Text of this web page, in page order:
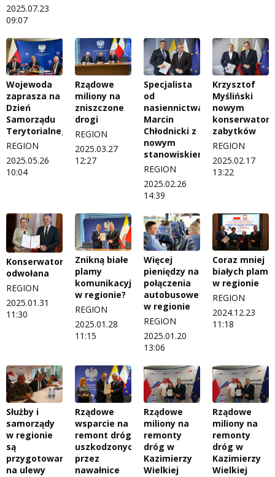
2025.07.23
09:07
Wojewoda
zaprasza na
Dzień
Samorządu
Terytorialnego
REGION
2025.05.26
10:04
Rządowe
miliony na
zniszczone
drogi
REGION
2025.03.27
12:27
Specjalista
od
nasiennictwa.
Marcin
Chłodnicki z
nowym
stanowiskiem
REGION
2025.02.26
14:39
Krzysztof
Myśliński
nowym
zabytków
REGION
2025.02.17
13:22
Konserwator
odwołana
REGION
2025.01.31
11:30
Znikną białe
plamy
komunikacyjne
w regionie?
REGION
2025.01.28
11:15
Więcej
pieniędzy na
połączenia
autobusowe
w regionie
REGION
2025.01.20
13:06
Coraz mniej
białych plam
w regionie
REGION
2024.12.23
11:18
Służby i
samorządy
w regionie
są
przygotowane
na ulewy
Rządowe
wsparcie na
remont dróg
uszkodzonych
przez
nawałnice
Rządowe
miliony na
remonty
dróg w
Kazimierzy
Wielkiej
Rządowe
miliony na
remonty
dróg w
Kazimierzy
Wielkiej